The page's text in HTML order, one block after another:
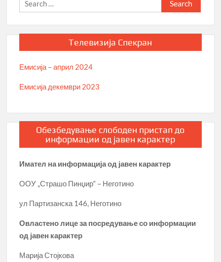
for:
Телевизија Спекран
Емисија – април 2024
Емисија декември 2023
Обезбедување слободен пристап до
информации од јавен карактер
Имател на информација од јавен карактер
ООУ „Страшо Пинџир“ – Неготино
ул Партизанска 146, Неготино
Овластено лице за посредување со информации
од јавен карактер
Марија Стојкова